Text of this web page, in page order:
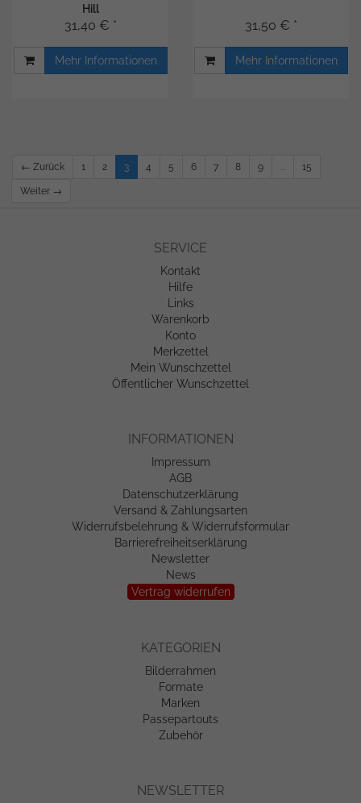
Hill
31,40 € *
Mehr Informationen
31,50 € *
Mehr Informationen
← Zurück 1 2 3 4 5 6 7 8 9 ... 15
Weiter →
SERVICE
Kontakt
Hilfe
Links
Warenkorb
Konto
Merkzettel
Mein Wunschzettel
Öffentlicher Wunschzettel
INFORMATIONEN
Impressum
AGB
Datenschutzerklärung
Versand & Zahlungsarten
Widerrufsbelehrung & Widerrufsformular
Barrierefreiheitserklärung
Newsletter
News
Vertrag widerrufen
KATEGORIEN
Bilderrahmen
Formate
Marken
Passepartouts
Zubehör
NEWSLETTER